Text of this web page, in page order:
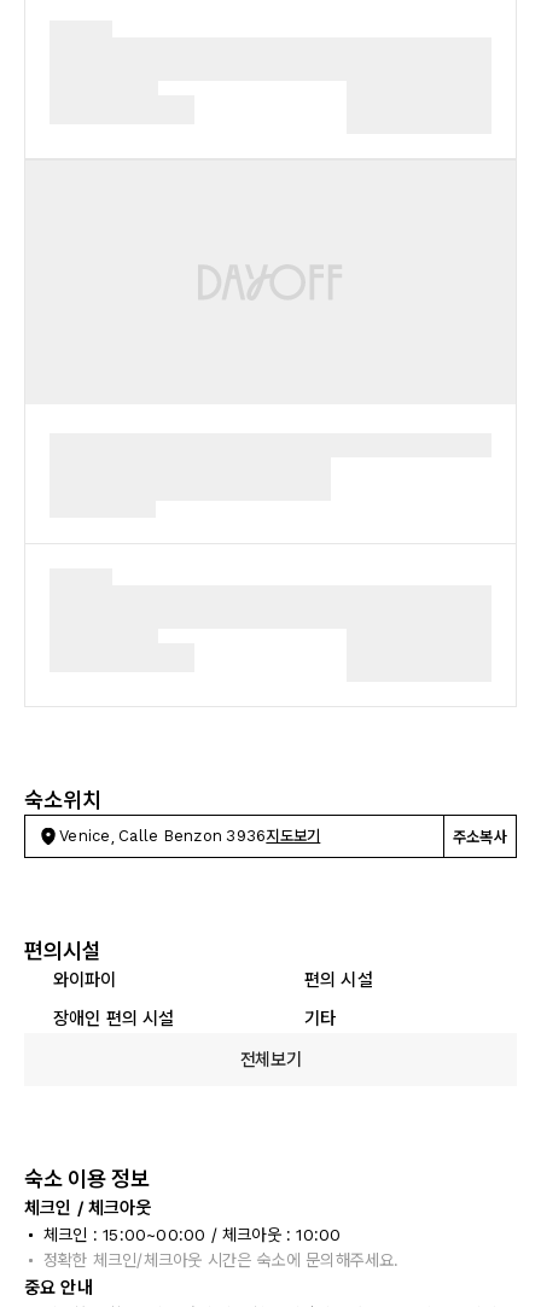
숙소위치
Venice, Calle Benzon 3936지도보기 주소복사
편의시설
와이파이
편의 시설
장애인 편의 시설
기타
전체보기
숙소 이용 정보
체크인 / 체크아웃
체크인 : 15:00~00:00 / 체크아웃 : 10:00
정확한 체크인/체크아웃 시간은 숙소에 문의해주세요.
중요 안내